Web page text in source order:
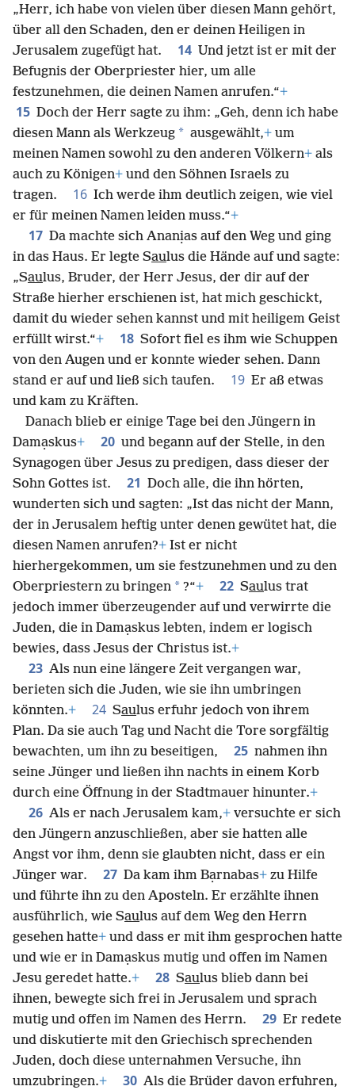
„Herr, ich habe von vielen über diesen Mann gehört,
über all den Schaden, den er deinen Heiligen in
Jerusalem zugefügt hat.
14 Und jetzt ist er mit der
Befugnis der Oberpriester hier, um alle
festzunehmen, die deinen Namen anrufen.“+
15 Doch der Herr sagte zu ihm: „Geh, denn ich habe
diesen Mann als Werkzeug * ausgewählt,+ um
meinen Namen sowohl zu den anderen Völkern+ als
auch zu Königen+ und den Söhnen Israels zu
tragen.
16 Ich werde ihm deutlich zeigen, wie viel
er für meinen Namen leiden muss.“+
17 Da machte sich Ananịas auf den Weg und ging
in das Haus. Er legte Saulus die Hände auf und sagte:
„Saulus, Bruder, der Herr Jesus, der dir auf der
Straße hierher erschienen ist, hat mich geschickt,
damit du wieder sehen kannst und mit heiligem Geist
erfüllt wirst.“+ 18 Sofort fiel es ihm wie Schuppen
von den Augen und er konnte wieder sehen. Dann
stand er auf und ließ sich taufen.
19 Er aß etwas
und kam zu Kräften.
Danach blieb er einige Tage bei den Jüngern in
Damạskus+ 20 und begann auf der Stelle, in den
Synagogen über Jesus zu predigen, dass dieser der
Sohn Gottes ist.
21 Doch alle, die ihn hörten,
wunderten sich und sagten: „Ist das nicht der Mann,
der in Jerusalem heftig unter denen gewütet hat, die
diesen Namen anrufen?+ Ist er nicht
hierhergekommen, um sie festzunehmen und zu den
Oberpriestern zu bringen * ?“+ 22 Saulus trat
jedoch immer überzeugender auf und verwirrte die
Juden, die in Damạskus lebten, indem er logisch
bewies, dass Jesus der Christus ist.+
23 Als nun eine längere Zeit vergangen war,
berieten sich die Juden, wie sie ihn umbringen
könnten.+ 24 Saulus erfuhr jedoch von ihrem
Plan. Da sie auch Tag und Nacht die Tore sorgfältig
bewachten, um ihn zu beseitigen,
25 nahmen ihn
seine Jünger und ließen ihn nachts in einem Korb
durch eine Öffnung in der Stadtmauer hinunter.+
26 Als er nach Jerusalem kam,+ versuchte er sich
den Jüngern anzuschließen, aber sie hatten alle
Angst vor ihm, denn sie glaubten nicht, dass er ein
Jünger war.
27 Da kam ihm Bạrnabas+ zu Hilfe
und führte ihn zu den Aposteln. Er erzählte ihnen
ausführlich, wie Saulus auf dem Weg den Herrn
gesehen hatte+ und dass er mit ihm gesprochen hatte
und wie er in Damạskus mutig und offen im Namen
Jesu geredet hatte.+ 28 Saulus blieb dann bei
ihnen, bewegte sich frei in Jerusalem und sprach
mutig und offen im Namen des Herrn.
29 Er redete
und diskutierte mit den Griechisch sprechenden
Juden, doch diese unternahmen Versuche, ihn
umzubringen.+ 30 Als die Brüder davon erfuhren,